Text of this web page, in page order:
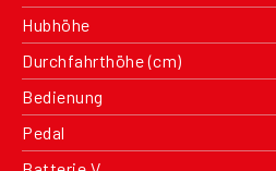
Hubhöhe
Durchfahrthöhe (cm)
Bedienung
Pedal